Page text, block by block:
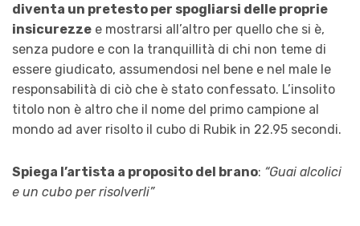
diventa un pretesto per spogliarsi delle proprie
insicurezze e mostrarsi all’altro per quello che si è,
senza pudore e con la tranquillità di chi non teme di
essere giudicato, assumendosi nel bene e nel male le
responsabilità di ciò che è stato confessato. L’insolito
titolo non è altro che il nome del primo campione al
mondo ad aver risolto il cubo di Rubik in 22.95 secondi.
Spiega l’artista a proposito del brano: “Guai alcolici
e un cubo per risolverli”